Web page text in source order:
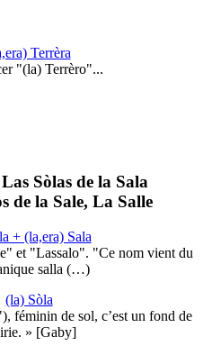
Terrèra
"(la) Terrèro"...
Las Sòlas de la Sala
de la Sale, La Salle
+ (la,era) Sala
et "Lassalo". "Ce nom vient du
salla (…)
(la) Sòla
féminin de sol, c’est un fond de
» [Gaby]